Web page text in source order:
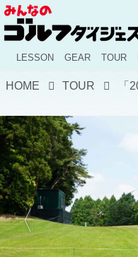
LESSON GEAR TOUR
HOME TOUR